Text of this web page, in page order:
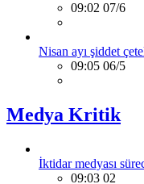
09:02 07/6
Nisan ayı şiddet
09:05 06/5
Medya Kritik
İktidar medyası
09:03 02